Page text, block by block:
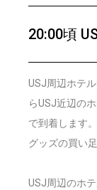
20:00頃
USJ周辺ホテ
らUSJ近辺の
で到着します
グッズの買い
USJ周辺のホ